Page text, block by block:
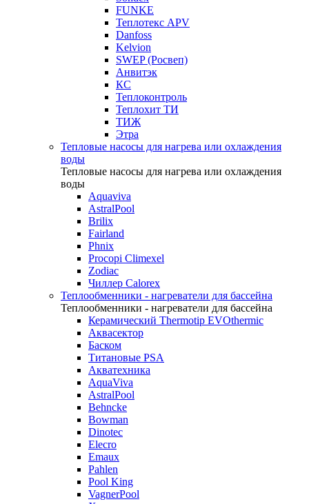
FUNKE
Теплотекс APV
Danfoss
Kelvion
SWEP (Росвеп)
Анвитэк
КС
Теплоконтроль
Теплохит ТИ
ТИЖ
Этра
Тепловые насосы для нагрева или охлаждения
воды
Тепловые насосы для нагрева или охлаждения
воды
Aquaviva
AstralPool
Brilix
Fairland
Phnix
Procopi Climexel
Zodiac
Чиллер Calorex
Теплообменники - нагреватели для бассейна
Теплообменники - нагреватели для бассейна
Керамический Thermotip EVOthermic
Аквасектор
Баском
Титановые PSA
Акватехника
AquaViva
AstralPool
Behncke
Bowman
Dinotec
Elecro
Emaux
Pahlen
Pool King
VagnerPool